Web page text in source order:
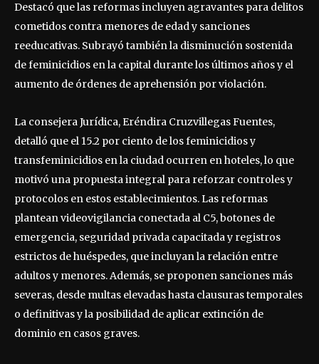
Destacó que las reformas incluyen agravantes para delitos
cometidos contra menores de edad y sanciones
reeducativas. Subrayó también la disminución sostenida
de feminicidios en la capital durante los últimos años y el
aumento de órdenes de aprehensión por violación.
La consejera Jurídica, Eréndira Cruzvillegas Fuentes,
detalló que el 15.2 por ciento de los feminicidios y
transfeminicidios en la ciudad ocurren en hoteles, lo que
motivó una propuesta integral para reforzar controles y
protocolos en estos establecimientos. Las reformas
plantean videovigilancia conectada al C5, botones de
emergencia, seguridad privada capacitada y registros
estrictos de huéspedes, que incluyan la relación entre
adultos y menores. Además, se proponen sanciones más
severas, desde multas elevadas hasta clausuras temporales
o definitivas y la posibilidad de aplicar extinción de
dominio en casos graves.